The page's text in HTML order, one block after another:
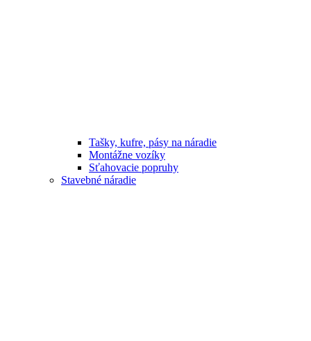
Tašky, kufre, pásy na náradie
Montážne vozíky
Sťahovacie popruhy
Stavebné náradie